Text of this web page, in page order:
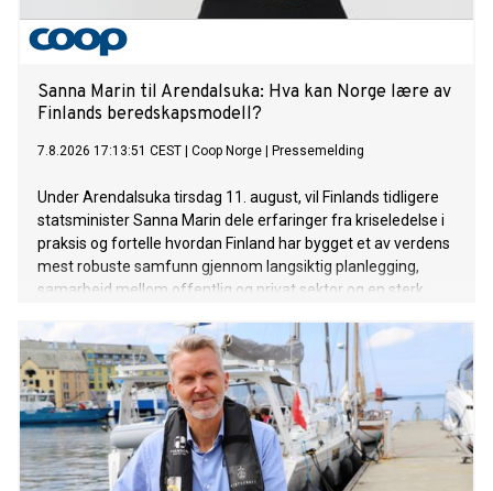
Sanna Marin til Arendalsuka: Hva kan Norge lære av
Finlands beredskapsmodell?
7.8.2026 17:13:51 CEST Coop Norge Pressemelding
Under Arendalsuka tirsdag 11. august, vil Finlands tidligere
statsminister Sanna Marin dele erfaringer fra kriseledelse i
praksis og fortelle hvordan Finland har bygget et av verdens
mest robuste samfunn gjennom langsiktig planlegging,
samarbeid mellom offentlig og privat sektor og en sterk